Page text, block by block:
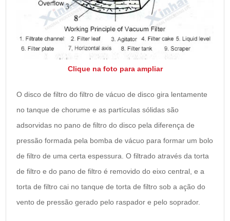
Clique na foto para ampliar
O disco de filtro do filtro de vácuo de disco gira lentamente
no tanque de chorume e as partículas sólidas são
adsorvidas no pano de filtro do disco pela diferença de
pressão formada pela bomba de vácuo para formar um bolo
de filtro de uma certa espessura. O filtrado através da torta
de filtro e do pano de filtro é removido do eixo central, e a
torta de filtro cai no tanque de torta de filtro sob a ação do
vento de pressão gerado pelo raspador e pelo soprador.